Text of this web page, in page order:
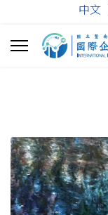
中文